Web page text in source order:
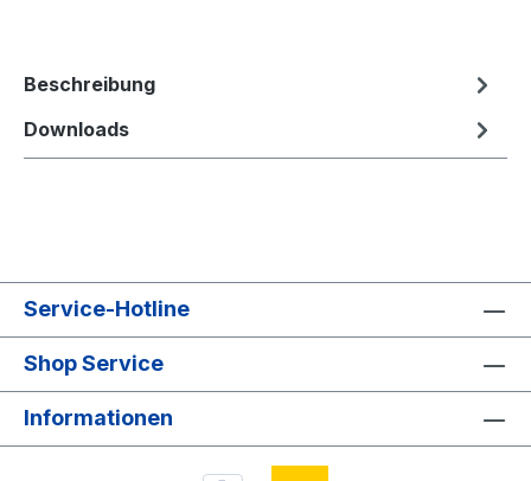
Beschreibung
Downloads
Service-Hotline
Shop Service
Informationen